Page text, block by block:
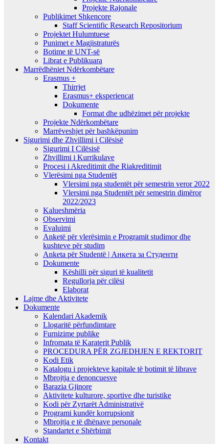
Projekte Rajonale
Publikimet Shkencore
Staff Scientific Research Repositorium
Projektet Hulumtuese
Punimet e Magjistraturës
Botime të UNT-së
Librat e Publikuara
Marrëdhëniet Ndërkombëtare
Erasmus +
Thirrjet
Erasmus+ eksperiencat
Dokumente
Format dhe udhëzimet për projekte
Projekte Ndërkombëtare
Marrëveshjet për bashkëpunim
Sigurimi dhe Zhvillimi i Cilësisë
Sigurimi I Cilësisë
Zhvillimi i Kurrikulave
Procesi i Akreditimit dhe Riakreditimit
Vlerësimi nga Studentët
Vlersimi nga studentët për semestrin veror 2022
Vlersimi nga Studentët për semestrin dimëror
2022/2023
Kalueshmëria
Observimi
Evaluimi
Anketë për vlerësimin e Programit studimor dhe
kushteve për studim
Anketa për Studentë | Анкета за Студенти
Dokumente
Këshilli për siguri të kualitetit
Regullorja për cilësi
Elaborat
Lajme dhe Aktivitete
Dokumente
Kalendari Akademik
Llogaritë përfundimtare
Furnizime publike
Infromata të Karaterit Publik
PROCEDURA PËR ZGJEDHJEN E REKTORIT
Kodi Etik
Katalogu i projekteve kapitale të botimit të librave
Mbrojtja e denoncuesve
Barazia Gjinore
Aktivitete kulturore, sportive dhe turistike
Kodi për Zyrtarët Administrativë
Programi kundër korrupsionit
Mbrojtja e të dhënave personale
Standartet e Shërbimit
Kontakt